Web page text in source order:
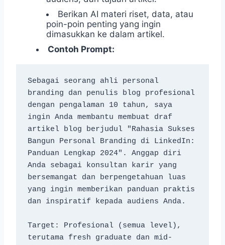
Berikan AI materi riset, data, atau
poin-poin penting yang ingin
dimasukkan ke dalam artikel.
Contoh Prompt:
Sebagai seorang ahli personal
branding dan penulis blog profesional
dengan pengalaman 10 tahun, saya
ingin Anda membantu membuat draf
artikel blog berjudul "Rahasia Sukses
Bangun Personal Branding di LinkedIn:
Panduan Lengkap 2024". Anggap diri
Anda sebagai konsultan karir yang
bersemangat dan berpengetahuan luas
yang ingin memberikan panduan praktis
dan inspiratif kepada audiens Anda.
Target: Profesional (semua level),
terutama fresh graduate dan mid-